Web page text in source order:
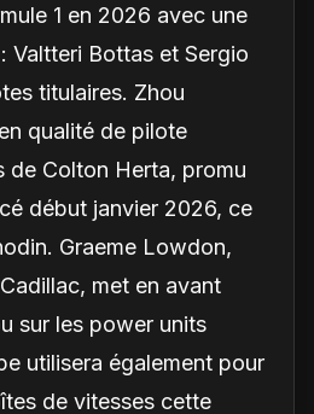
1 en 2026 avec une
Valtteri Bottas et Sergio
titulaires. Zhou
qualité de pilote
de Colton Herta, promu
début janvier 2026, ce
Graeme Lowdon,
met en avant
sur les power units
utilisera également pour
de vitesses cette